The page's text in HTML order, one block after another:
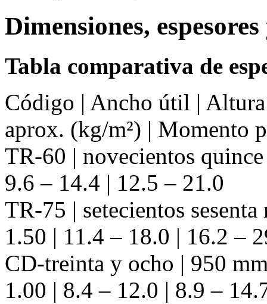
Dimensiones,
Tabla comparativa de
Código | Ancho útil |
aprox. (kg/m²) | Momento
TR-60 | novecientos
9.6 – 14.4 | 12.5 – 21.0
TR-75 | setecientos
1.50 | 11.4 – 18.0 | 16.2 –
CD-treinta y ocho | 950
1.00 | 8.4 – 12.0 | 8.9 –